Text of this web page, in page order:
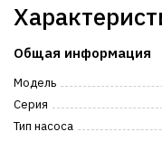
Общая информация
Модель
Серия
Тип насоса